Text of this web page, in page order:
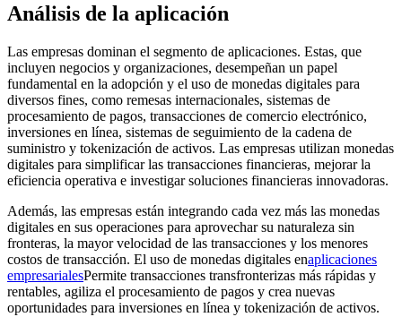
Análisis de la aplicación
Las empresas dominan el segmento de aplicaciones. Estas, que
incluyen negocios y organizaciones, desempeñan un papel
fundamental en la adopción y el uso de monedas digitales para
diversos fines, como remesas internacionales, sistemas de
procesamiento de pagos, transacciones de comercio electrónico,
inversiones en línea, sistemas de seguimiento de la cadena de
suministro y tokenización de activos. Las empresas utilizan monedas
digitales para simplificar las transacciones financieras, mejorar la
eficiencia operativa e investigar soluciones financieras innovadoras.
Además, las empresas están integrando cada vez más las monedas
digitales en sus operaciones para aprovechar su naturaleza sin
fronteras, la mayor velocidad de las transacciones y los menores
costos de transacción. El uso de monedas digitales enaplicaciones
empresarialesPermite transacciones transfronterizas más rápidas y
rentables, agiliza el procesamiento de pagos y crea nuevas
oportunidades para inversiones en línea y tokenización de activos.